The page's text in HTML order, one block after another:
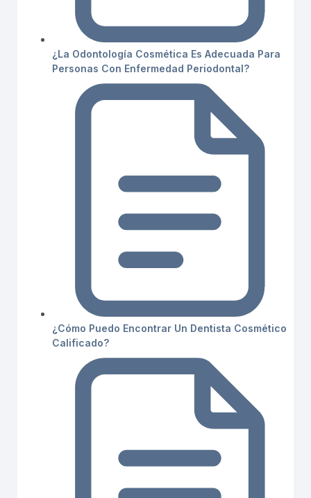
¿La Odontología Cosmética Es Adecuada Para
Personas Con Enfermedad Periodontal?
¿Cómo Puedo Encontrar Un Dentista Cosmético
Calificado?